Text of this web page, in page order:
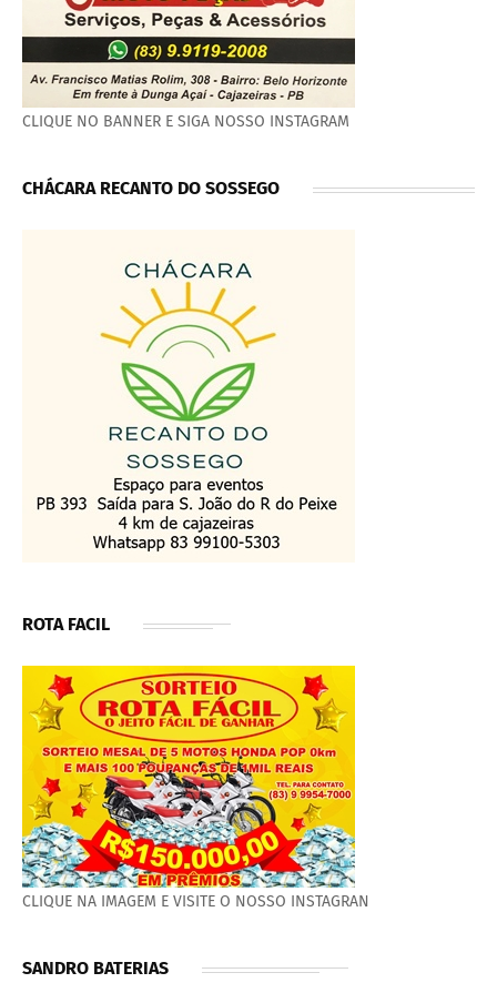
CLIQUE NO BANNER E SIGA NOSSO INSTAGRAM
CHÁCARA RECANTO DO SOSSEGO
ROTA FACIL
CLIQUE NA IMAGEM E VISITE O NOSSO INSTAGRAN
SANDRO BATERIAS